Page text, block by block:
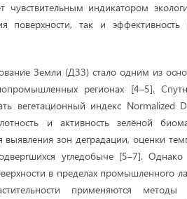
чувствительным индикатором
поверхности, так и эффективность
Земли (ДЗЗ) стало одним из
регионах [4–5].
вегетационный индекс Normalized
и активность зелёной
зон деградации, оценки
угледобыче [5–7].
в пределах промышленного
применяются методы